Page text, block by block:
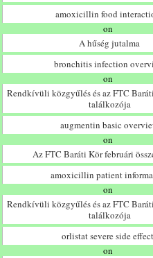
amoxicillin food
on
A hűség jutalma
bronchitis infection
on
Rendkívüli közgyűlés és az FTC
találkozója
augmentin basic
on
Az FTC Baráti Kör februári
amoxicillin patient
on
Rendkívüli közgyűlés és az FTC
találkozója
orlistat severe side
on